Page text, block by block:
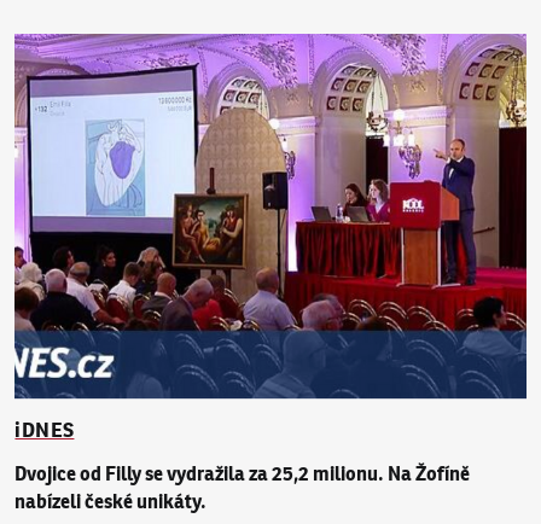
iDNES
Dvojice od Filly se vydražila za 25,2 milionu. Na Žofíně
nabízeli české unikáty.